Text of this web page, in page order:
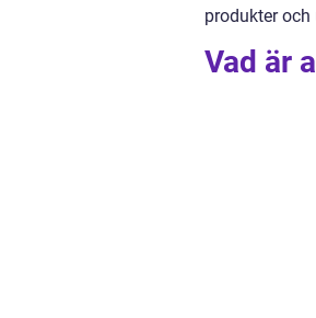
produkter
Vad är